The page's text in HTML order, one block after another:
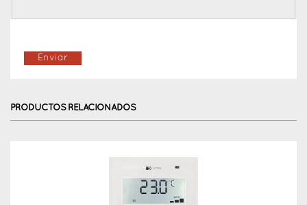
PRODUCTOS RELACIONADOS